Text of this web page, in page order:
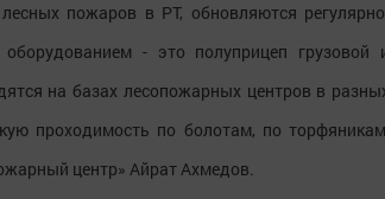
пожаров в РТ, обновляются
- это полуприцеп грузовой
на базах лесопожарных центров в
проходимость по болотам, по
центр» Айрат Ахмедов.